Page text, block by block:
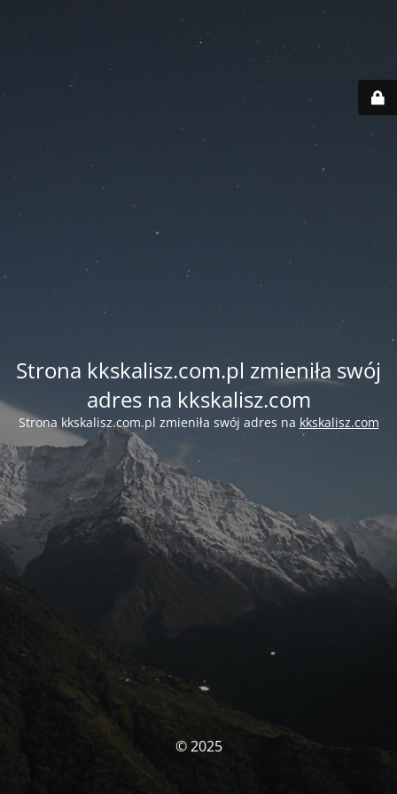
Strona kkskalisz.com.pl zmieniła swój
adres na kkskalisz.com
Strona kkskalisz.com.pl zmieniła swój adres na kkskalisz.com
© 2025